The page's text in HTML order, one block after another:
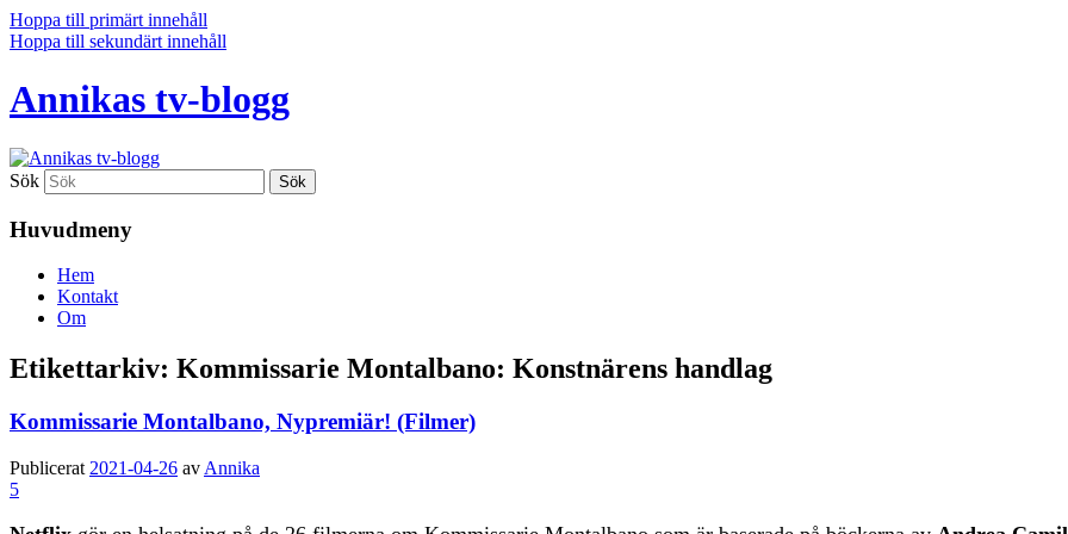
Hoppa till primärt innehåll
Hoppa till sekundärt innehåll
Annikas tv-blogg
Sök
Huvudmeny
Hem
Kontakt
Om
Etikettarkiv: Kommissarie Montalbano: Konstnärens handlag
Kommissarie Montalbano, Nypremiär! (Filmer)
Publicerat 2021-04-26 av Annika
5